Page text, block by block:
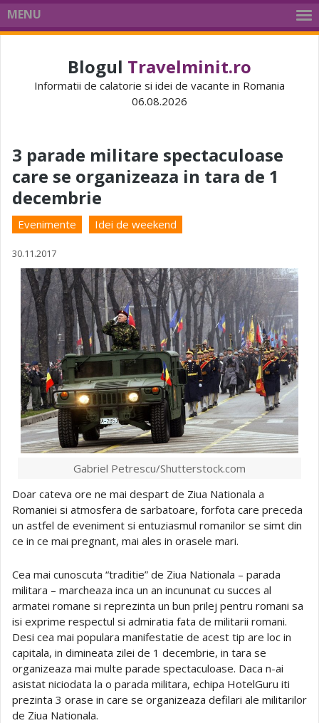
MENU
Blogul Travelminit.ro
Informatii de calatorie si idei de vacante in Romania
06.08.2026
3 parade militare spectaculoase
care se organizeaza in tara de 1
decembrie
Evenimente Idei de weekend
30.11.2017
Gabriel Petrescu/Shutterstock.com
Doar cateva ore ne mai despart de Ziua Nationala a
Romaniei si atmosfera de sarbatoare, forfota care preceda
un astfel de eveniment si entuziasmul romanilor se simt din
ce in ce mai pregnant, mai ales in orasele mari.
Cea mai cunoscuta “traditie” de Ziua Nationala – parada
militara – marcheaza inca un an incununat cu succes al
armatei romane si reprezinta un bun prilej pentru romani sa
isi exprime respectul si admiratia fata de militarii romani.
Desi cea mai populara manifestatie de acest tip are loc in
capitala, in dimineata zilei de 1 decembrie, in tara se
organizeaza mai multe parade spectaculoase. Daca n-ai
asistat niciodata la o parada militara, echipa HotelGuru iti
prezinta 3 orase in care se organizeaza defilari ale militarilor
de Ziua Nationala.